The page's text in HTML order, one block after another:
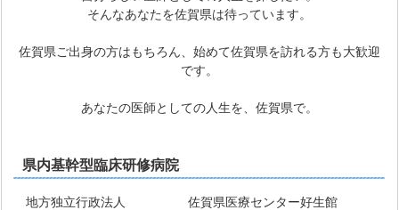
そんなあなたを佐賀県は待っています。
佐賀県ご出身の方はもちろん、始めて佐賀県を訪れる方も大歓迎
です。
あなたの医師としての人生を、佐賀県で。
県内基幹型臨床研修病院
地方独立行政法人 佐賀県医療センター好生館